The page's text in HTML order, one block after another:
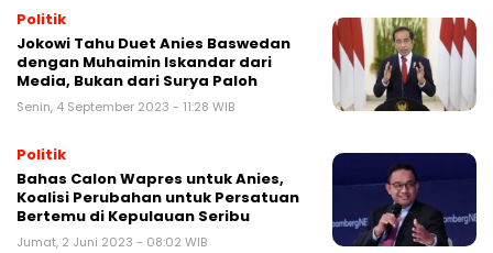
Politik
Jokowi Tahu Duet Anies Baswedan
dengan Muhaimin Iskandar dari
Media, Bukan dari Surya Paloh
Senin, 4 September 2023 - 11:28 WIB
Politik
Bahas Calon Wapres untuk Anies,
Koalisi Perubahan untuk Persatuan
Bertemu di Kepulauan Seribu
Jumat, 2 Juni 2023 - 08:02 WIB